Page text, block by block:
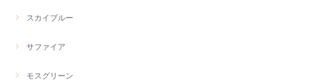
スカイブルー
サファイア
モスグリーン